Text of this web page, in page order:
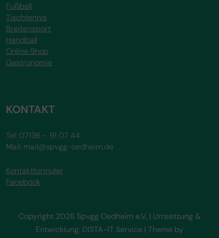
Fußball
Tischtennis
Breitensport
Handball
Online Shop
Gastronomie
KONTAKT
Tel: 07136 – 91 07 44
Mail: mail@spvgg-oedheim.de
Kontaktformular
Facebook
Copyright 2026 Spvgg Oedheim e.V. | Umsetzung &
Entwicklung: DISTA-IT Service | Theme by